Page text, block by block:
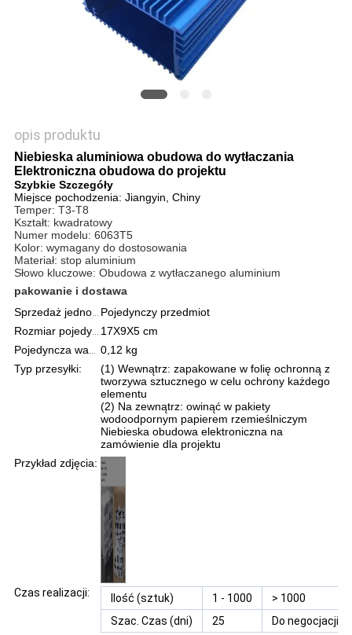
opis produktu
Niebieska aluminiowa obudowa do wytłaczania
Elektroniczna obudowa do projektu
Szybkie Szczegóły
Miejsce pochodzenia: Jiangyin, Chiny
Temper: T3-T8
Kształt: kwadratowy
Numer modelu: 6063T5
Kolor: wymagany do dostosowania
Materiał: stop aluminium
Słowo kluczowe: Obudowa z wytłaczanego aluminium
pakowanie i dostawa
Sprzedaż jednostek: Pojedynczy przedmiot
Rozmiar pojedynczego opakowania: 17X9X5 cm
Pojedyncza waga brutto: 0,12 kg
Typ przesyłki:
(1) Wewnątrz: zapakowane w folię ochronną z
tworzywa sztucznego w celu ochrony każdego
elementu
(2) Na zewnątrz: owinąć w pakiety
wodoodpornym papierem rzemieślniczym
Niebieska obudowa elektroniczna na
zamówienie dla projektu
Przykład zdjęcia:
Czas realizacji: Ilość (sztuk) 1 - 1000
> 1000
Szac. Czas (dni) 25 Do negocjacji